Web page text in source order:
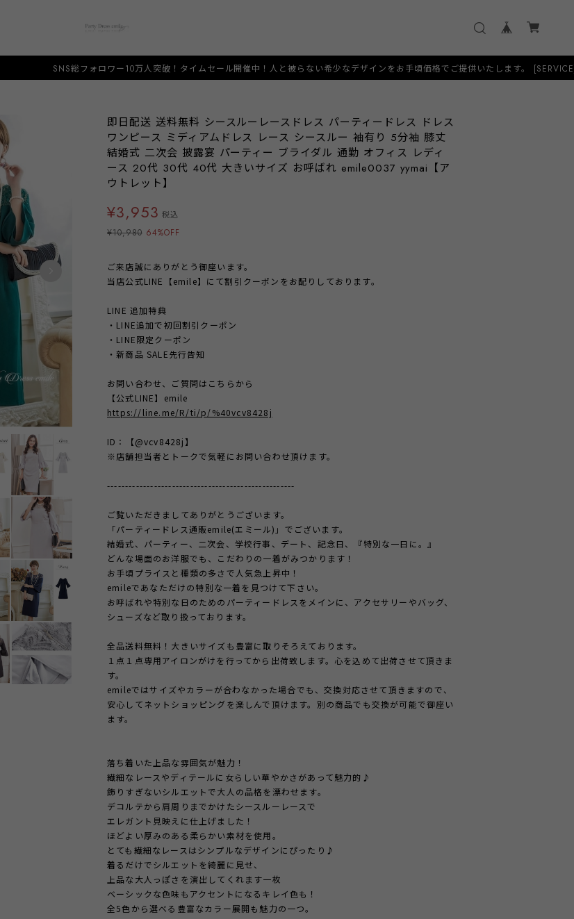
SNS総フォロワー10万人突破！タイムセール開催中！人と被らない希少なデザインをお手頃価格でご提供いたします。 [SERVICE] 土日祝
即日配送 送料無料 シースルーレースドレス パーティードレス ドレス
ワンピース ミディアムドレス レース シースルー 袖有り 5分袖 膝丈
結婚式 二次会 披露宴 パーティー ブライダル 通勤 オフィス レディ
ース 20代 30代 40代 大きいサイズ お呼ばれ emile0037 yymai【ア
ウトレット】
¥3,953 税込
¥10,980 64%OFF
ご来店誠にありがとう御座います。
当店公式LINE【emile】にて割引クーポンをお配りしております。
LINE 追加特典
・LINE追加で初回割引クーポン
・LINE限定クーポン
・新商品 SALE先行告知
お問い合わせ、ご質問はこちらから
【公式LINE】emile
https://line.me/R/ti/p/%40vcv8428j
ID：【@vcv8428j】
※店舗担当者とトークで気軽にお問い合わせ頂けます。
----------------------------------------------------
ご覧いただきましてありがとうございます。
「パーティードレス通販emile(エミール)」でございます。
結婚式、パーティー、二次会、学校行事、デート、記念日、『特別な一日に。』
どんな場面のお洋服でも、こだわりの一着がみつかります！
お手頃プライスと種類の多さで人気急上昇中！
emileであなただけの特別な一着を見つけて下さい。
お呼ばれや特別な日のためのパーティードレスをメインに、アクセサリーやバッグ、
シューズなど取り扱っております。
全品送料無料！大きいサイズも豊富に取りそろえております。
１点１点専用アイロンがけを行ってから出荷致します。心を込めて出荷させて頂きま
す。
emileではサイズやカラーが合わなかった場合でも、交換対応させて頂きますので、
安心してネットショッピングを楽しんで頂けます。別の商品でも交換が可能で御座い
ます。
落ち着いた上品な雰囲気が魅力！
繊細なレースやディテールに女らしい華やかさがあって魅力的♪
飾りすぎないシルエットで大人の品格を漂わせます。
デコルテから肩周りまでかけたシースルーレースで
エレガント見映えに仕上げました！
ほどよい厚みのある柔らかい素材を使用。
とても繊細なレースはシンプルなデザインにぴったり♪
着るだけでシルエットを綺麗に見せ、
上品な大人っぽさを演出してくれます一枚
ベーシックな色味もアクセントになるキレイ色も！
全5色から選べる豊富なカラー展開も魅力の一つ。